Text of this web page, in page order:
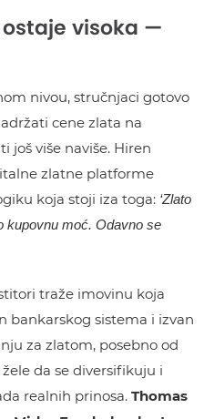
ostaje visoka —
nivou, stručnjaci gotovo
cene zlata na
više naviše. Hiren
zlatne platforme
koja stoji iza toga: ‘Zlato
kupovnu moć. Odavno se
traže imovinu koja
bankarskog sistema i izvan
za zlatom, posebno od
da se diversifikuju i
realnih prinosa. Thomas